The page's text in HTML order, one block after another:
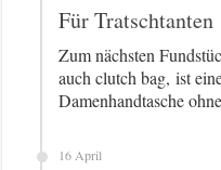
Für Tratschtanten
Zum nächsten
auch clutch bag, ist
Damenhandtasche
16 April